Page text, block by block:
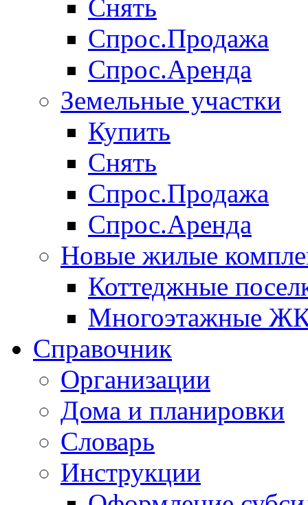
Снять
Спрос.Продажа
Спрос.Аренда
Земельные участки
Купить
Снять
Спрос.Продажа
Спрос.Аренда
Новые жилые
Коттеджные
Многоэтажные
Справочник
Организации
Дома и планировки
Словарь
Инструкции